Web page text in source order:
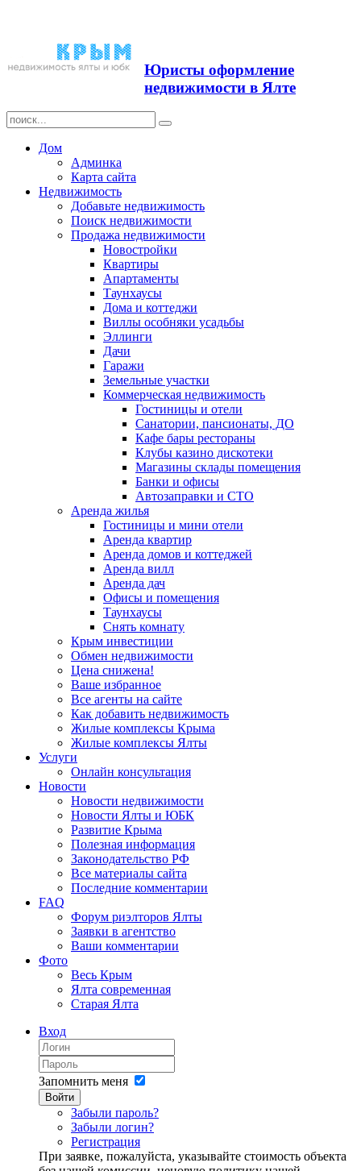
Юристы оформление
недвижимости в Ялте
Дом
Админка
Карта сайта
Недвижимость
Добавьте недвижимость
Поиск недвижимости
Продажа недвижимости
Новостройки
Квартиры
Апартаменты
Таунхаусы
Дома и коттеджи
Виллы особняки усадьбы
Эллинги
Дачи
Гаражи
Земельные участки
Коммерческая недвижимость
Гостиницы и отели
Санатории, пансионаты, ДО
Кафе бары рестораны
Клубы казино дискотеки
Магазины склады помещения
Банки и офисы
Автозаправки и СТО
Аренда жилья
Гостиницы и мини отели
Аренда квартир
Аренда домов и коттеджей
Аренда вилл
Аренда дач
Офисы и помещения
Таунхаусы
Снять комнату
Крым инвестиции
Обмен недвижимости
Цена снижена!
Ваше избранное
Все агенты на сайте
Как добавить недвижимость
Жилые комплексы Крыма
Жилые комплексы Ялты
Услуги
Онлайн консультация
Новости
Новости недвижимости
Новости Ялты и ЮБК
Развитие Крыма
Полезная информация
Законодательство РФ
Все материалы сайта
Последние комментарии
FAQ
Форум риэлторов Ялты
Заявки в агентство
Ваши комментарии
Фото
Весь Крым
Ялта современная
Старая Ялта
Вход
Запомнить меня
Войти
Забыли пароль?
Забыли логин?
Регистрация
При заявке, пожалуйста, указывайте стоимость объекта